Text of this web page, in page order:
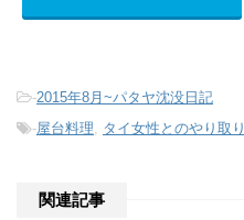
-2015年8月~パタヤ沈没日記
-屋台料理, タイ女性とのやり取り
関連記事